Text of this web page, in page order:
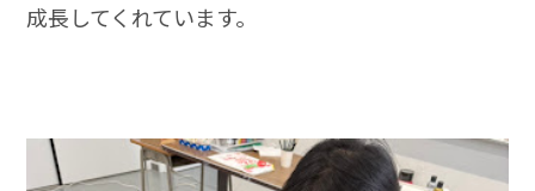
成長してくれています。